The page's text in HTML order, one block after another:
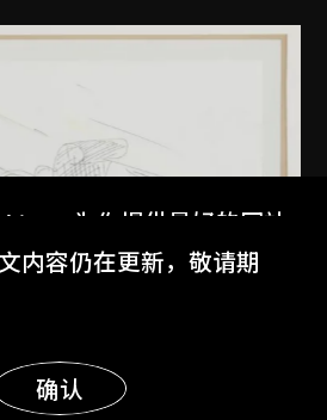
」为你提供最好的网站
明白
内容仍在更新，敬请期
确认
显示更多